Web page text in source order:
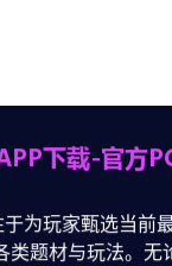
为玩家甄选当前
类题材与玩法。无